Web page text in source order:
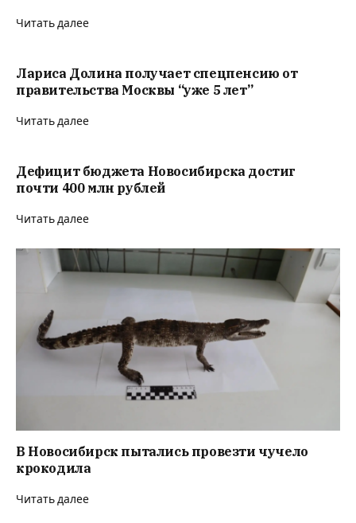
Читать далее
Лариса Долина получает спецпенсию от
правительства Москвы “уже 5 лет”
Читать далее
Дефицит бюджета Новосибирска достиг
почти 400 млн рублей
Читать далее
В Новосибирск пытались провезти чучело
крокодила
Читать далее